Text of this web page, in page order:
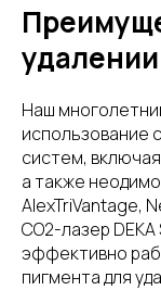
Наш
использование
систем,
а также
AlexTriVantage,
CO2-лазер
эффективно
пигмента для